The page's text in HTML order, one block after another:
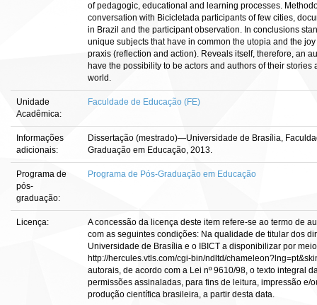
of pedagogic, educational and learning processes.
conversation with Bicicletada participants of few cities,
in Brazil and the participant observation. In conclusions
unique subjects that have in common the utopia and the
praxis (reflection and action). Reveals itself, therefore, an
have the possibility to be actors and authors of their
world.
Unidade
Acadêmica:
Faculdade de Educação (FE)
Informações
adicionais:
Dissertação (mestrado)—Universidade de Brasília,
Graduação em Educação, 2013.
Programa de
pós-
graduação:
Programa de Pós-Graduação em Educação
Licença:
A concessão da licença deste item refere-se ao termo de
com as seguintes condições: Na qualidade de titular dos
Universidade de Brasília e o IBICT a disponibilizar por
http://hercules.vtls.com/cgi-bin/ndltd/
autorais, de acordo com a Lei nº 9610/98, o texto integral
permissões assinaladas, para fins de leitura, impressão e/
produção científica brasileira, a partir desta data.